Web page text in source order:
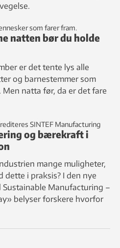
natten bør du holde
er det tente lys alle
og barnestemmer som
Men natta før, da er det fare
og bærekraft i
mange muligheter,
dette i praksis? I den nye
Manufacturing –
belyser forskere hvorfor